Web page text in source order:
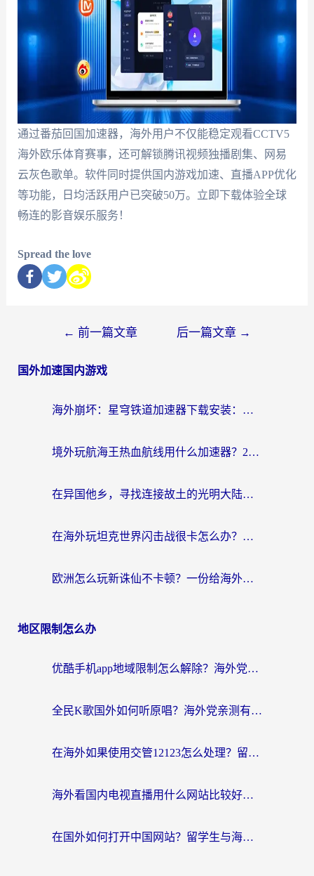
通过番茄回国加速器，海外用户不仅能稳定观看CCTV5
海外欧乐体育赛事，还可解锁腾讯视频独播剧集、网易
云灰色歌单。软件同时提供国内游戏加速、直播APP优化
等功能，日均活跃用户已突破50万。立即下载体验全球
畅连的影音娱乐服务！
Spread the love
← 前一篇文章 后一篇文章 →
国外加速国内游戏
海外崩坏：星穹铁道加速器下载安装：一份给游子的终极网络指南
境外玩航海王热血航线用什么加速器？2026海外玩家实测最优方案（附欧洲问道堡垒前线加速技巧）
在异国他乡，寻找连接故土的光明大陆免费加速器
在海外玩坦克世界闪击战很卡怎么办？老玩家亲测有效的加速器选择指南
欧洲怎么玩新诛仙不卡顿？一份给海外游子的国服游戏畅玩指南
地区限制怎么办
优酷手机app地域限制怎么解除？海外党亲测有效的追剧方案
全民K歌国外如何听原唱？海外党亲测有效的回国加速器选择指南
在海外如果使用交管12123怎么处理？留学生亲测有效的回国加速方案
海外看国内电视直播用什么网站比较好？一篇解决你所有追剧难题的实用指南
在国外如何打开中国网站？留学生与海外华人的无缝访问指南